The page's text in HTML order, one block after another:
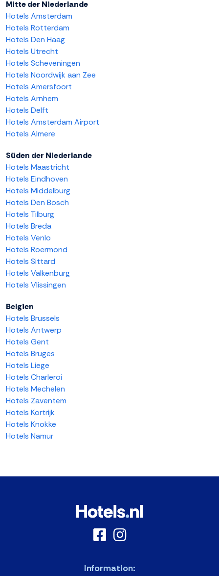
Mitte der Niederlande
Hotels Amsterdam
Hotels Rotterdam
Hotels Den Haag
Hotels Utrecht
Hotels Scheveningen
Hotels Noordwijk aan Zee
Hotels Amersfoort
Hotels Arnhem
Hotels Delft
Hotels Amsterdam Airport
Hotels Almere
Süden der Niederlande
Hotels Maastricht
Hotels Eindhoven
Hotels Middelburg
Hotels Den Bosch
Hotels Tilburg
Hotels Breda
Hotels Venlo
Hotels Roermond
Hotels Sittard
Hotels Valkenburg
Hotels Vlissingen
Belgien
Hotels Brussels
Hotels Antwerp
Hotels Gent
Hotels Bruges
Hotels Liege
Hotels Charleroi
Hotels Mechelen
Hotels Zaventem
Hotels Kortrijk
Hotels Knokke
Hotels Namur
Information: